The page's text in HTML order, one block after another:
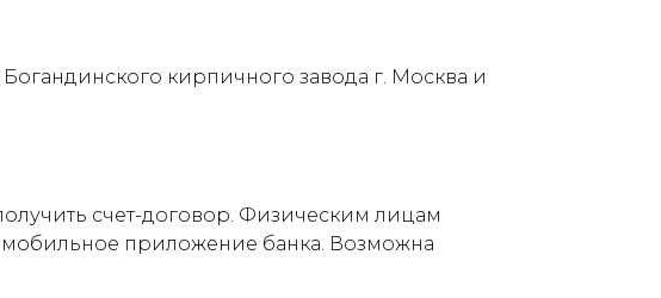
кирпичного завода г. Москва и
счет-договор. Физическим лицам
мобильное приложение банка. Возможна